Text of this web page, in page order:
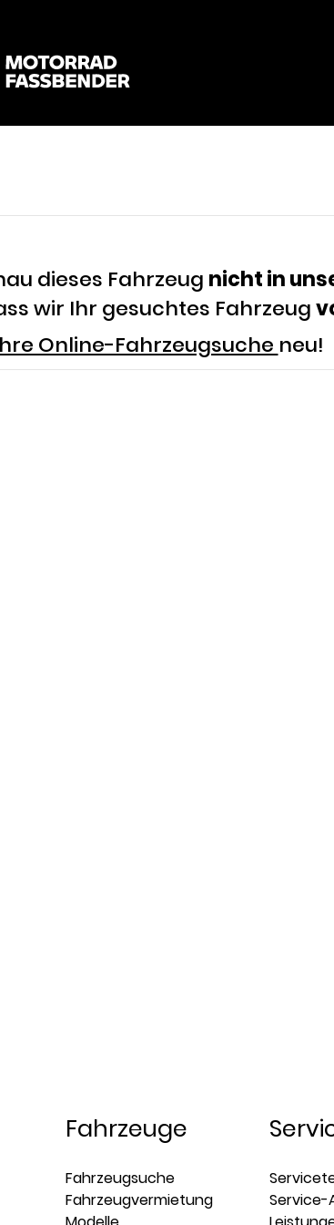
& Events
Kontakt
dieses Fahrzeug nicht in
wir Ihr gesuchtes Fahrzeug
Online-Fahrzeugsuche neu!
Fahrzeuge
Fahrzeugsuche
Fahrzeugvermietung